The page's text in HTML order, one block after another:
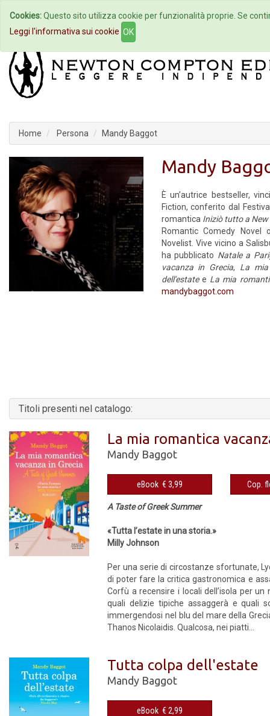
Home Autori Eventi
Home Persona Mandy Baggot
Mandy
È un’autrice bestseller,
Fiction, conferito dal
romantica Iniziò tutto a New
Romantic Comedy Novel
Novelist. Vive vicino a
ha pubblicato Natale a
vacanza in Grecia, La
dell'estatee La mia
mandybaggot.com
Titoli presenti nel catalogo:
La mia romantica
Mandy Baggot
eBook € 3,99
A Taste of Greek Summer
«Tutta l’estate in una storia.»
Milly Johnson
Per una serie di circostanze sfortunate,
di poter fare la critica gastronomica e
Corfù a recensire i locali dell’isola per
quali delizie tipiche assaggerà e quali
immergendosi nel blu del mare della
Thanos Nicolaidis. Qualcosa, nei piatti...
Tutta colpa dell'estate
Mandy Baggot
eBook € 2,99
Cookies:Questo sito utilizza cookie per funzionalità proprie. Se
Leggi l'informativa sui cookie OK